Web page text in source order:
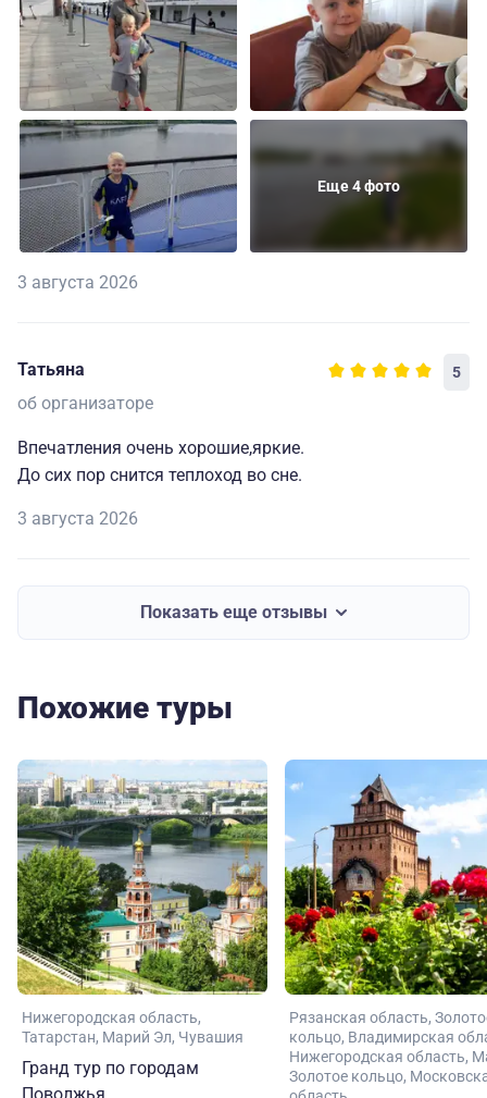
Еще 4 фото
3 августа 2026
Татьяна 5
об организаторе
Впечатления очень хорошие,яркие.
До сих пор снится теплоход во сне.
3 августа 2026
Показать еще отзывы
Похожие туры
Нижегородская область
Татарстан Марий Эл Чувашия
Гранд тур по городам
Поволжья
Рязанская область
кольцо Владимирская
Нижегородская область
Золотое кольцо